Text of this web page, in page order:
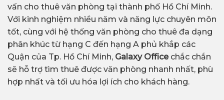
vấn cho thuê văn phòng tại thành phố Hồ Chí Minh.
Với kinh nghiệm nhiều năm và năng lực chuyên môn
tốt, cùng với hệ thống văn phòng cho thuê đa dạng
phân khúc từ hạng C đến hạng A phủ khắp các
Quận của Tp. Hồ Chí Minh, Galaxy Office chắc chắn
sẽ hỗ trợ tìm thuê được văn phòng nhanh nhất, phù
hợp nhất và tối ưu hóa lợi ích cho khách hàng.